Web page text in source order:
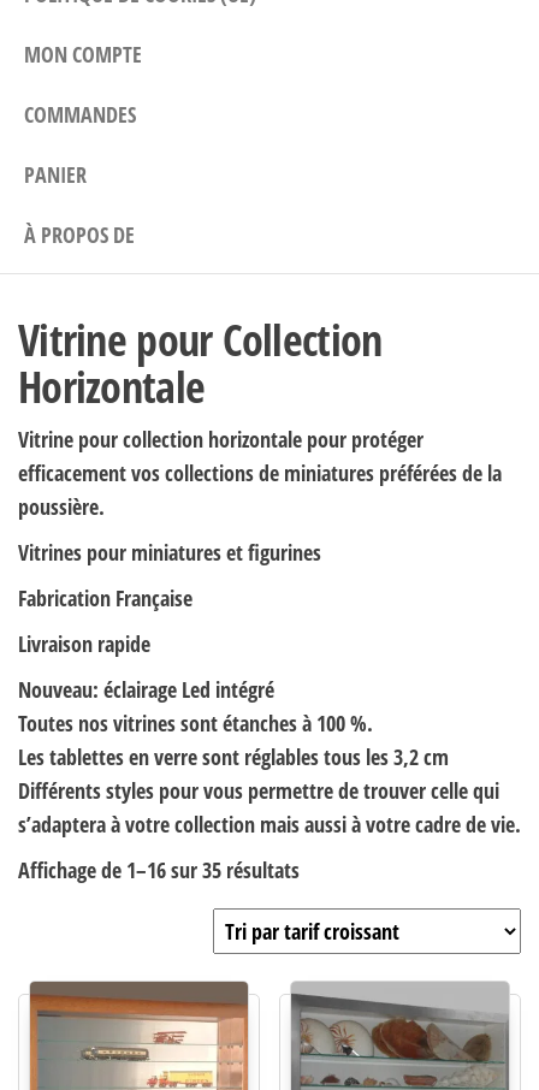
MON COMPTE
COMMANDES
PANIER
À PROPOS DE
Vitrine pour Collection
Horizontale
Vitrine pour collection horizontale pour protéger
efficacement vos collections de miniatures préférées de la
poussière.
Vitrines pour miniatures et figurines
Fabrication Française
Livraison rapide
Nouveau: éclairage Led intégré
Toutes nos vitrines sont étanches à 100 %.
Les tablettes en verre sont réglables tous les 3,2 cm
Différents styles pour vous permettre de trouver celle qui
s’adaptera à votre collection mais aussi à votre cadre de vie.
Affichage de 1–16 sur 35 résultatsTrié par prix croissant